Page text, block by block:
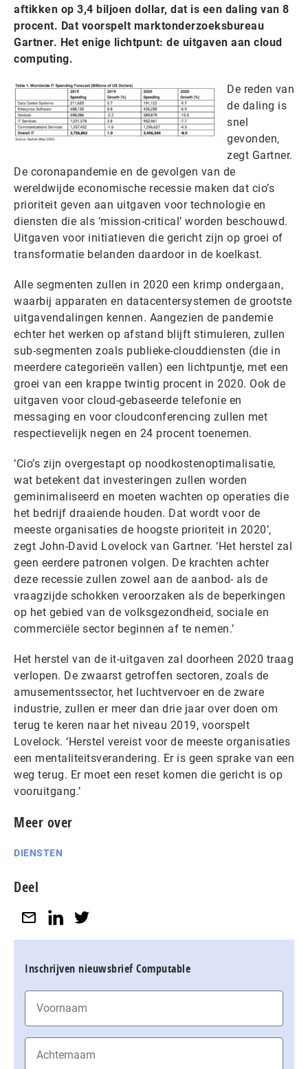
aftikken op 3,4 biljoen dollar, dat is een daling van 8
procent. Dat voorspelt marktonderzoeksbureau
Gartner. Het enige lichtpunt: de uitgaven aan cloud
computing.
De reden van
de daling is
snel
gevonden,
zegt Gartner.
De coronapandemie en de gevolgen van de
wereldwijde economische recessie maken dat cio’s
prioriteit geven aan uitgaven voor technologie en
diensten die als ‘mission-critical’ worden beschouwd.
Uitgaven voor initiatieven die gericht zijn op groei of
transformatie belanden daardoor in de koelkast.
Alle segmenten zullen in 2020 een krimp ondergaan,
waarbij apparaten en datacentersystemen de grootste
uitgavendalingen kennen. Aangezien de pandemie
echter het werken op afstand blijft stimuleren, zullen
sub-segmenten zoals publieke-clouddiensten (die in
meerdere categorieën vallen) een lichtpuntje, met een
groei van een krappe twintig procent in 2020. Ook de
uitgaven voor cloud-gebaseerde telefonie en
messaging en voor cloudconferencing zullen met
respectievelijk negen en 24 procent toenemen.
‘Cio’s zijn overgestapt op noodkostenoptimalisatie,
wat betekent dat investeringen zullen worden
geminimaliseerd en moeten wachten op operaties die
het bedrijf draaiende houden. Dat wordt voor de
meeste organisaties de hoogste prioriteit in 2020’,
zegt John-David Lovelock van Gartner. ‘Het herstel zal
geen eerdere patronen volgen. De krachten achter
deze recessie zullen zowel aan de aanbod- als de
vraagzijde schokken veroorzaken als de beperkingen
op het gebied van de volksgezondheid, sociale en
commerciële sector beginnen af te nemen.’
Het herstel van de it-uitgaven zal doorheen 2020 traag
verlopen. De zwaarst getroffen sectoren, zoals de
amusementssector, het luchtvervoer en de zware
industrie, zullen er meer dan drie jaar over doen om
terug te keren naar het niveau 2019, voorspelt
Lovelock. ‘Herstel vereist voor de meeste organisaties
een mentaliteitsverandering. Er is geen sprake van een
weg terug. Er moet een reset komen die gericht is op
vooruitgang.’
Meer over
DIENSTEN
Deel
Inschrijven nieuwsbrief Computable